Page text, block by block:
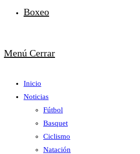
Boxeo
Menú Cerrar
Inicio
Noticias
Fútbol
Basquet
Ciclismo
Natación